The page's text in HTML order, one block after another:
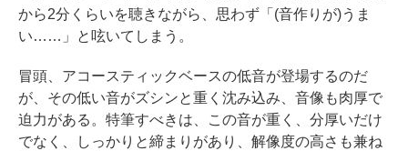
から2分くらいを聴きながら、思わず「(音作りが)うま
い……」と呟いてしまう。
冒頭、アコースティックベースの低音が登場するのだ
が、その低い音がズシンと重く沈み込み、音像も肉厚で
迫力がある。特筆すべきは、この音が重く、分厚いだけ
でなく、しっかりと締まりがあり、解像度の高さも兼ね